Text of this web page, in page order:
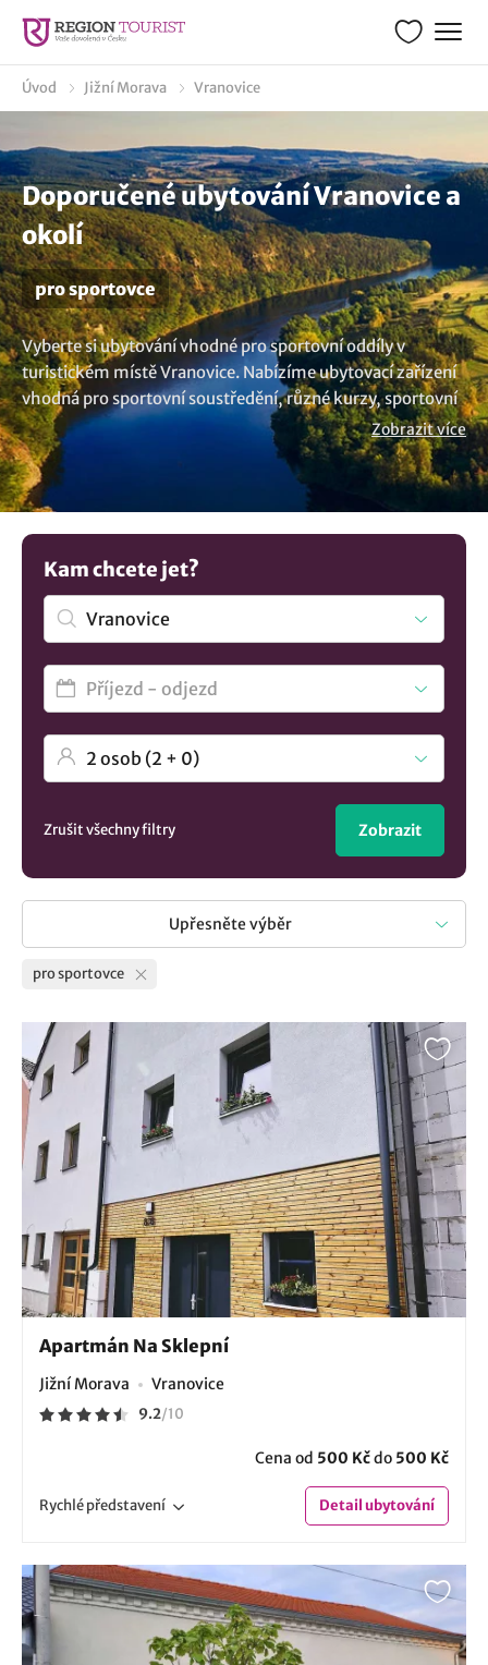
Úvod Jižní Morava Vranovice
Doporučené ubytování Vranovice a
okolí
pro sportovce
Vyberte si ubytování vhodné pro sportovní oddíly v
turistickém místě Vranovice. Nabízíme ubytovací zařízení
vhodná pro sportovní soustředění, různé kurzy, sportovní
pobyty s vybavením přizpůsobeným vašim představám.
Věnujete se turistice, cyklistice nebo vodním sportům?
Každé ubytování vyniká něčím jiným, ale s jistotou najdete
přesně to, co hledáte. Třeba i s vlastním fotbalovým nebo
volejbalovým hřištěm. Chcete víc variant? Prohlédněte si
naši nabídku všech ubytování v lokalitě Vranovice
Zobrazit více
Kam chcete jet?
Zrušit všechny filtry Zobrazit
Upřesněte výběr
pro sportovce
Apartmán Na Sklepní
Jižní Morava Vranovice
9.2/10
Cena od 500 Kčdo 500 Kč
Rychlépředstavení Detailubytování